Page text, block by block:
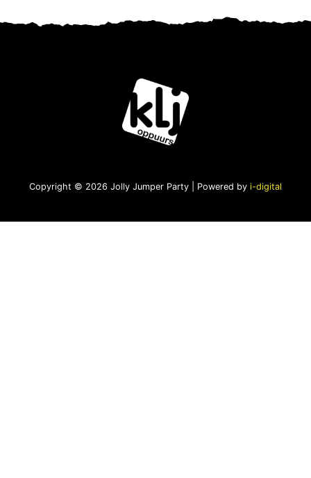
Copyright © 2026 Jolly Jumper Party | Powered by i-digital